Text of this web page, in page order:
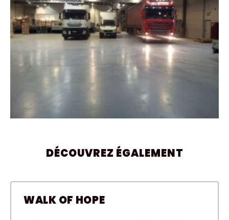
DÉCOUVREZ ÉGALEMENT
WALK OF HOPE